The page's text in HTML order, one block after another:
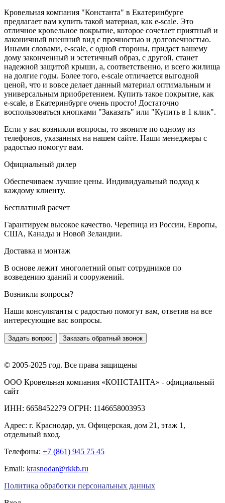
Кровельная компания "Константа" в Екатеринбурге
предлагает вам купить такой материал, как e-scale. Это
отличное кровельное покрытие, которое сочетает приятный и
лаконичный внешний вид с прочностью и долговечностью.
Иными словами, e-scale, с одной стороны, придаст вашему
дому законченный и эстетичный образ, с другой, станет
надежной защитой крыши, а, соответственно, и всего жилища
на долгие годы. Более того, e-scale отличается выгодной
ценой, что и вовсе делает данный материал оптимальным и
универсальным приобретением. Купить такое покрытие, как
e-scale, в Екатеринбурге очень просто! Достаточно
воспользоваться кнопками "Заказать" или "Купить в 1 клик".
Если у вас возникли вопросы, то звоните по одному из
телефонов, указанных на нашем сайте. Наши менеджеры с
радостью помогут вам.
Официальный дилер
Обеспечиваем лучшие цены. Индивидуальный подход к
каждому клиенту.
Бесплатный расчет
Гарантируем высокое качество. Черепица из России, Европы,
США, Канады и Новой Зеландии.
Доставка и монтаж
В основе лежит многолетний опыт сотрудников по
возведению зданий и сооружений.
Возникли вопросы?
Наши консультанты с радостью помогут вам, ответив на все
интересующие вас вопросы.
Задать вопрос Заказать обратный звонок
© 2005-2025 год. Все права защищены
ООО Кровельная компания «КОНСТАНТА» - официальный
сайт
ИНН: 6658452279 ОГРН: 1146658003953
Адрес: г. Краснодар, ул. Офицерская, дом 21, этаж 1,
отдельный вход.
Телефоны: +7 (861) 945 75 45
Email: krasnodar@rkkb.ru
Политика обработки персональных данных